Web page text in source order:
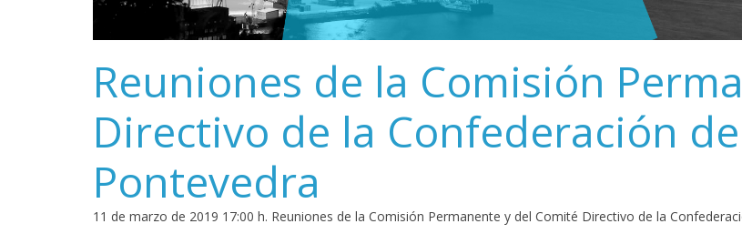
Reuniones de la Comisión
Directivo de la Confederación
Pontevedra
11 de marzo de 2019 17:00 h. Reuniones de la Comisión Permanente y del Comité Directivo de la